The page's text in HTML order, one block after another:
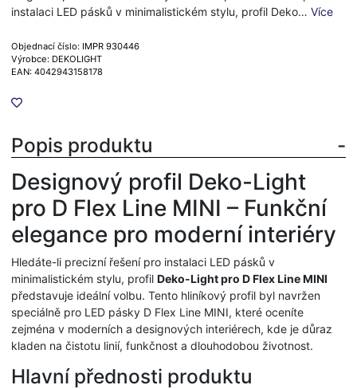
instalaci LED pásků v minimalistickém stylu, profil Deko… Více
Objednací číslo: IMPR 930446
Výrobce: DEKOLIGHT
EAN: 4042943158178
Popis produktu
Designový profil Deko-Light
pro D Flex Line MINI – Funkční
elegance pro moderní interiéry
Hledáte-li precizní řešení pro instalaci LED pásků v
minimalistickém stylu, profil Deko-Light pro D Flex Line MINI
představuje ideální volbu. Tento hliníkový profil byl navržen
speciálně pro LED pásky D Flex Line MINI, které oceníte
zejména v moderních a designových interiérech, kde je důraz
kladen na čistotu linií, funkčnost a dlouhodobou životnost.
Hlavní přednosti produktu